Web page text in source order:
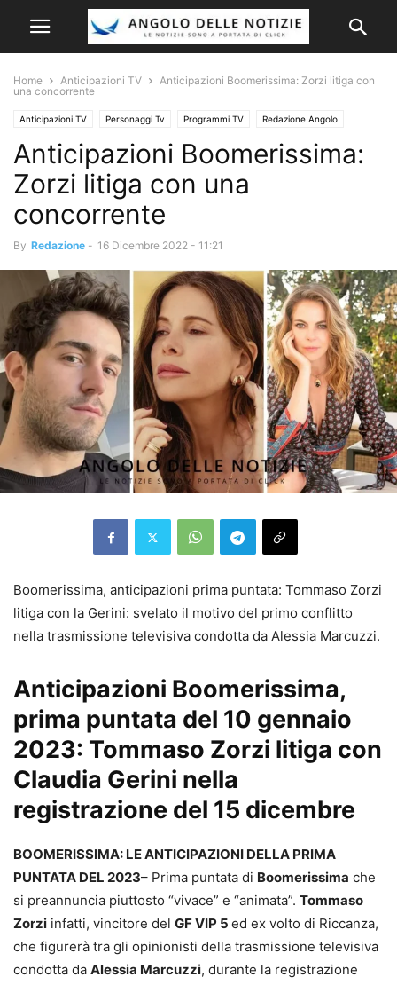
Home Anticipazioni TV
Anticipazioni Boomerissima: Zorzi litiga con
una concorrente
Anticipazioni TV Personaggi Tv Programmi TV Redazione Angolo
Anticipazioni Boomerissima:
Zorzi litiga con una
concorrente
By Redazione - 16 Dicembre 2022 - 11:21
Boomerissima, anticipazioni prima puntata: Tommaso Zorzi
litiga con la Gerini: svelato il motivo del primo conflitto
nella trasmissione televisiva condotta da Alessia Marcuzzi.
Anticipazioni Boomerissima,
prima puntata del 10 gennaio
2023: Tommaso Zorzi litiga con
Claudia Gerini nella
registrazione del 15 dicembre
BOOMERISSIMA: LE ANTICIPAZIONI DELLA PRIMA
PUNTATA DEL 2023– Prima puntata di Boomerissima che
si preannuncia piuttosto “vivace” e “animata”. Tommaso
Zorzi infatti, vincitore del GF VIP 5 ed ex volto di Riccanza,
che figurerà tra gli opinionisti della trasmissione televisiva
condotta da Alessia Marcuzzi, durante la registrazione